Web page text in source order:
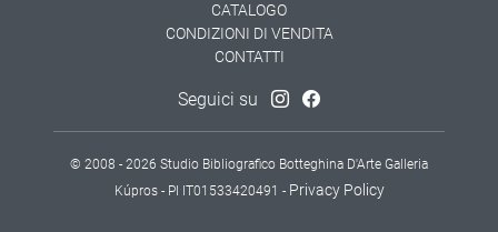
CATALOGO
CONDIZIONI DI VENDITA
CONTATTI
Seguici su
© 2008 - 2026 Studio Bibliografico Botteghina D'Arte Galleria
Kúpros - PI IT01533420491 - Privacy Policy